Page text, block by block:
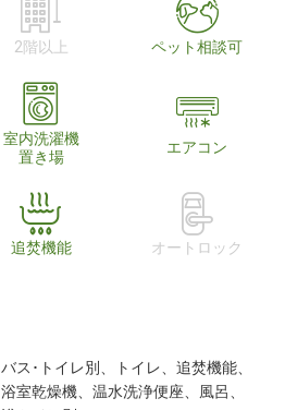
2階以上 ペット相談可
室内洗濯機
置き場
エアコン
追焚機能 オートロック
バス･トイレ別、トイレ、追焚機能、
浴室乾燥機、温水洗浄便座、風呂、